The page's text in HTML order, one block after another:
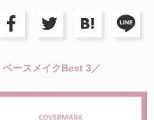
ベースメイクBest 3／